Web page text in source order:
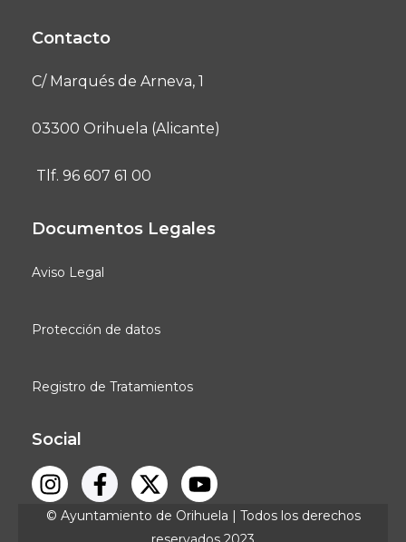
Contacto
C/ Marqués de Arneva, 1
03300 Orihuela (Alicante)
Tlf. 96 607 61 00
Documentos Legales
Aviso Legal
Protección de datos
Registro de Tratamientos
Social
© Ayuntamiento de Orihuela | Todos los derechos